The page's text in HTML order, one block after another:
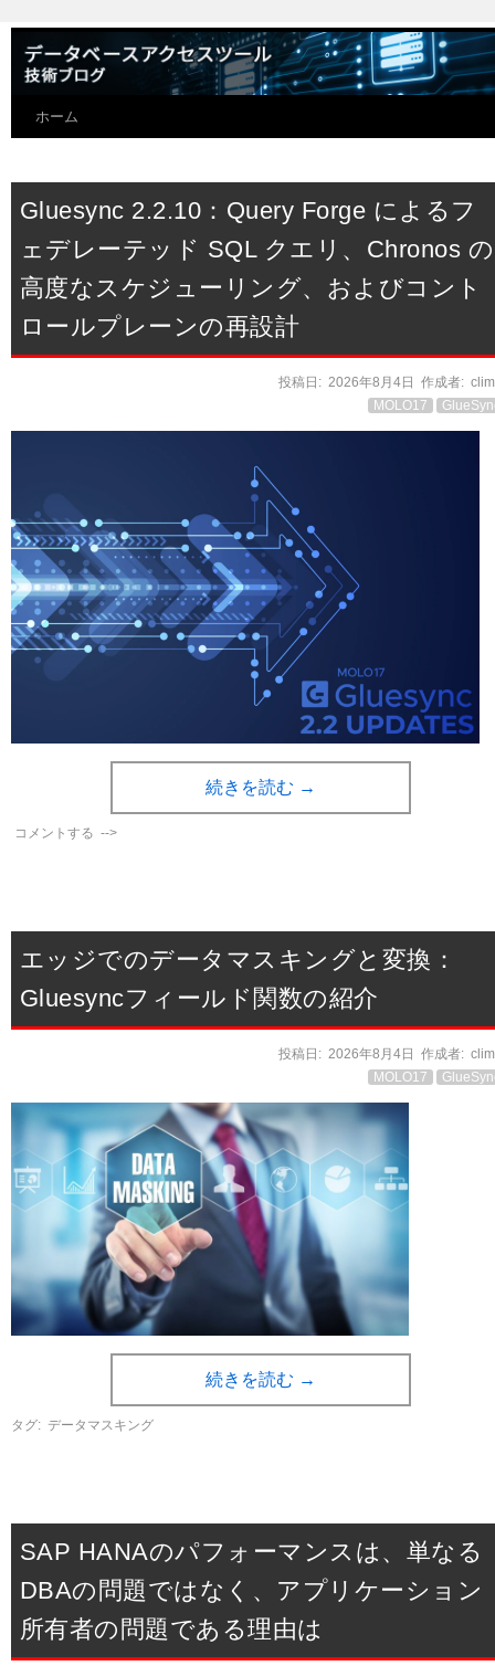
ホーム
Gluesync 2.2.10：Query Forge によるフ
ェデレーテッド SQL クエリ、Chronos の
高度なスケジューリング、およびコント
ロールプレーンの再設計
投稿日: 2026年8月4日 作成者:
MOLO17
続きを読む →
コメントする -->
エッジでのデータマスキングと変換：
Gluesyncフィールド関数の紹介
投稿日: 2026年8月4日 作成者:
MOLO17
続きを読む →
タグ: データマスキング
SAP HANAのパフォーマンスは、単なる
DBAの問題ではなく、アプリケーション
所有者の問題である理由は